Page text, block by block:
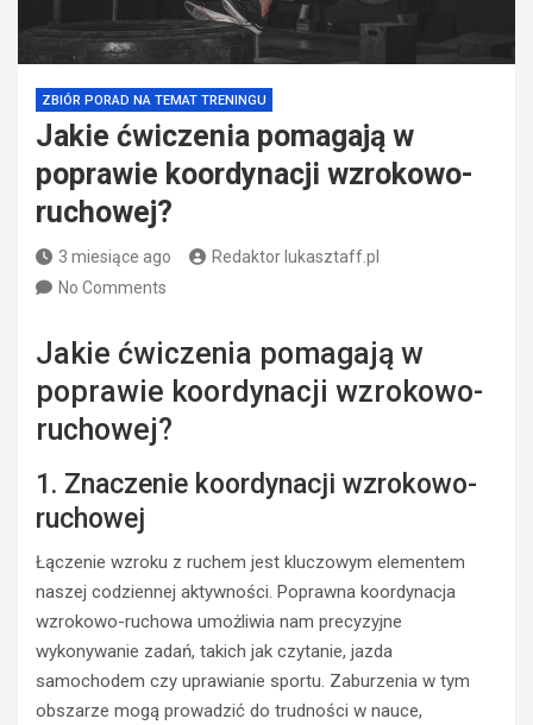
ZBIÓR PORAD NA TEMAT TRENINGU
Jakie ćwiczenia pomagają w
poprawie koordynacji wzrokowo-
ruchowej?
3 miesiące ago
Redaktor lukasztaff.pl
No Comments
Jakie ćwiczenia pomagają w
poprawie koordynacji wzrokowo-
ruchowej?
1. Znaczenie koordynacji wzrokowo-
ruchowej
Łączenie wzroku z ruchem jest kluczowym elementem
naszej codziennej aktywności. Poprawna koordynacja
wzrokowo-ruchowa umożliwia nam precyzyjne
wykonywanie zadań, takich jak czytanie, jazda
samochodem czy uprawianie sportu. Zaburzenia w tym
obszarze mogą prowadzić do trudności w nauce,